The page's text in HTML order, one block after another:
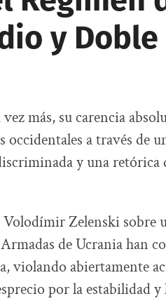
y
más, su carencia
a través de
y una retórica
Zelenski sobre
de Ucrania han
violando abiertamente
por la estabilidad y